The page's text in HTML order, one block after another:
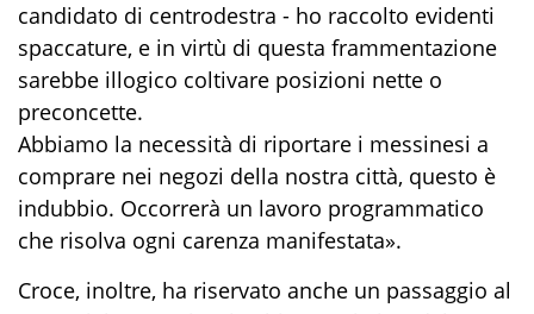
candidato di centrodestra - ho raccolto evidenti
spaccature, e in virtù di questa frammentazione
sarebbe illogico coltivare posizioni nette o
preconcette.
Abbiamo la necessità di riportare i messinesi a
comprare nei negozi della nostra città, questo è
indubbio. Occorrerà un lavoro programmatico
che risolva ogni carenza manifestata».
Croce, inoltre, ha riservato anche un passaggio al